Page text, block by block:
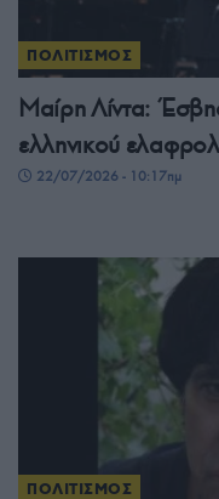
ΠΟΛΙΤΙΣΜΟΣ
Μαίρη Λίντα:
ελληνικού
22/07/2026 - 10:17πμ
ΠΟΛΙΤΙΣΜΟΣ